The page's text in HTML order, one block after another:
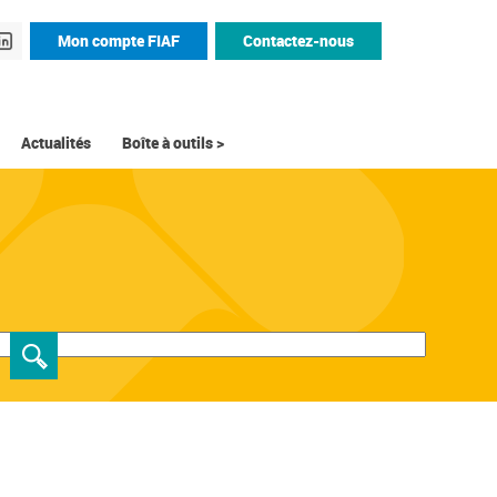
Mon compte FIAF Contactez-nous
Actualités Boîte à outils >